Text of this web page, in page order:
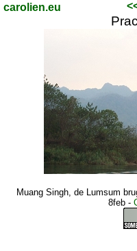
carolien.eu
Muang Singh, de Lumsum
8feb -